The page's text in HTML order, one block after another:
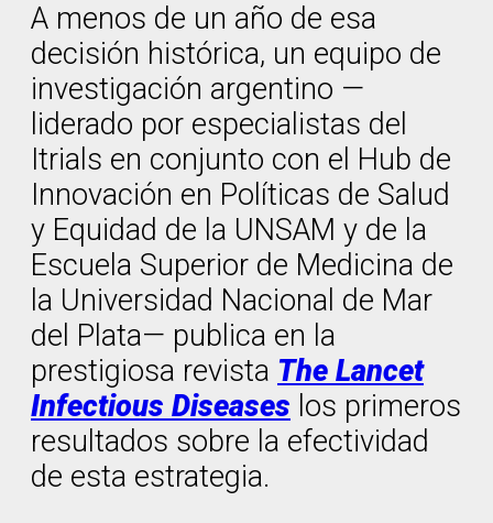
A menos de un año de esa
decisión histórica, un equipo de
investigación argentino —
liderado por especialistas del
Itrials en conjunto con el Hub de
Innovación en Políticas de Salud
y Equidad de la UNSAM y de la
Escuela Superior de Medicina de
la Universidad Nacional de Mar
del Plata— publica en la
prestigiosa revista The Lancet
Infectious Diseases los primeros
resultados sobre la efectividad
de esta estrategia.